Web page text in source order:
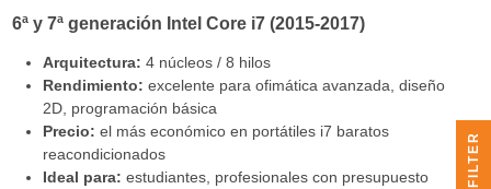
6ª y 7ª generación Intel Core i7 (2015-2017)
Arquitectura: 4 núcleos / 8 hilos
Rendimiento: excelente para ofimática avanzada, diseño
2D, programación básica
Precio: el más económico en portátiles i7 baratos
reacondicionados
Ideal para: estudiantes, profesionales con presupuesto
R